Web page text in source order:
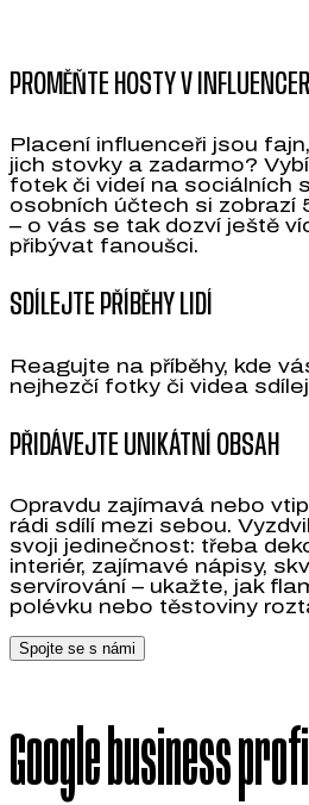
PROMĚŇTE HOSTY V
Placení influenceři jsou
jich stovky a zadarmo?
fotek či videí na sociálních
osobních účtech si zobrazí
– o vás se tak dozví ještě
přibývat fanoušci.
SDÍLEJTE PŘÍBĚHY LIDÍ
Reagujte na příběhy, kde
nejhezčí fotky či videa
PŘIDÁVEJTE UNIKÁTNÍ OBSAH
Opravdu zajímavá nebo
rádi sdílí mezi sebou.
svoji jedinečnost: třeba
interiér, zajímavé nápisy,
servírování – ukažte, jak
polévku nebo těstoviny
Spojte se s námi
Google business